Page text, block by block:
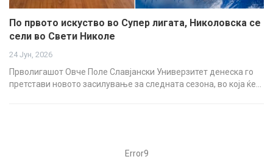
По првото искуство во Супер лигата, Николовска се
сели во Свети Николе
24 Јун, 2026
Прволигашот Овче Поле Славјански Универзитет денеска го
претстави новото засилување за следната сезона, во која ќе…
Error9